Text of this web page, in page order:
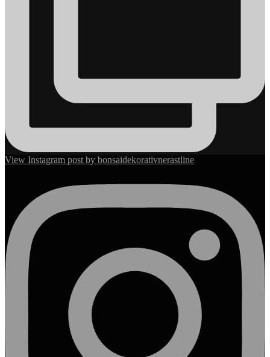
View Instagram post by bonsaidekorativnerastline